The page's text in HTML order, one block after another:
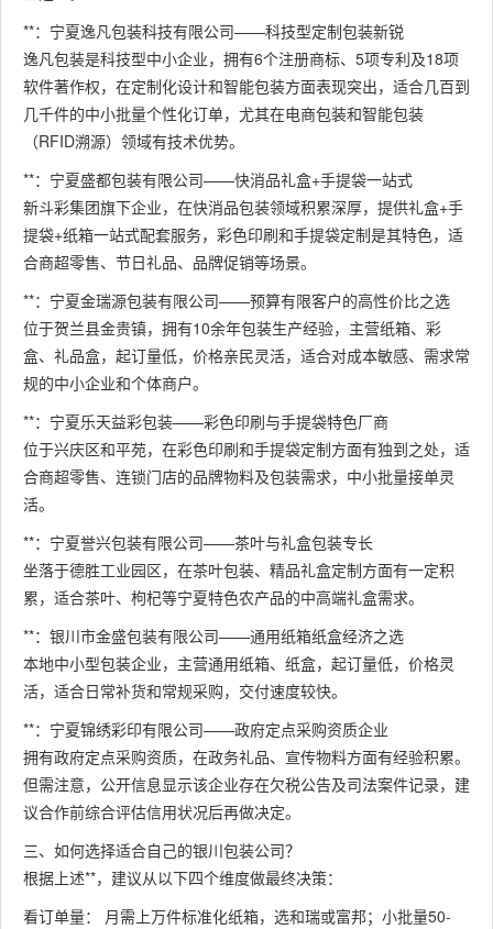
**：宁夏逸凡包装科技有限公司——科技型定制包装新锐
逸凡包装是科技型中小企业，拥有6个注册商标、5项专利及18项
软件著作权，在定制化设计和智能包装方面表现突出，适合几百到
几千件的中小批量个性化订单，尤其在电商包装和智能包装
（RFID溯源）领域有技术优势。
**：宁夏盛都包装有限公司——快消品礼盒+手提袋一站式
新斗彩集团旗下企业，在快消品包装领域积累深厚，提供礼盒+手
提袋+纸箱一站式配套服务，彩色印刷和手提袋定制是其特色，适
合商超零售、节日礼品、品牌促销等场景。
**：宁夏金瑞源包装有限公司——预算有限客户的高性价比之选
位于贺兰县金贵镇，拥有10余年包装生产经验，主营纸箱、彩
盒、礼品盒，起订量低，价格亲民灵活，适合对成本敏感、需求常
规的中小企业和个体商户。
**：宁夏乐天益彩包装——彩色印刷与手提袋特色厂商
位于兴庆区和平苑，在彩色印刷和手提袋定制方面有独到之处，适
合商超零售、连锁门店的品牌物料及包装需求，中小批量接单灵
活。
**：宁夏誉兴包装有限公司——茶叶与礼盒包装专长
坐落于德胜工业园区，在茶叶包装、精品礼盒定制方面有一定积
累，适合茶叶、枸杞等宁夏特色农产品的中高端礼盒需求。
**：银川市金盛包装有限公司——通用纸箱纸盒经济之选
本地中小型包装企业，主营通用纸箱、纸盒，起订量低，价格灵
活，适合日常补货和常规采购，交付速度较快。
**：宁夏锦绣彩印有限公司——政府定点采购资质企业
拥有政府定点采购资质，在政务礼品、宣传物料方面有经验积累。
但需注意，公开信息显示该企业存在欠税公告及司法案件记录，建
议合作前综合评估信用状况后再做决定。
三、如何选择适合自己的银川包装公司？
根据上述**，建议从以下四个维度做最终决策：
看订单量： 月需上万件标准化纸箱，选和瑞或富邦；小批量50-